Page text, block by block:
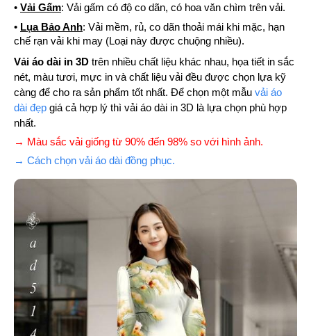
• Vải Gấm: Vải gấm có độ co dãn, có hoa văn chìm trên vải.
• Lụa Bảo Anh: Vải mềm, rủ, co dãn thoải mái khi mặc, hạn
chế rạn vải khi may (Loại này được chuộng nhiều).
Vải áo dài in 3D trên nhiều chất liệu khác nhau, họa tiết in sắc
nét, màu tươi, mực in và chất liệu vải đều được chọn lựa kỹ
càng để cho ra sản phẩm tốt nhất. Để chọn một mẫu vải áo
dài đẹp giá cả hợp lý thì vải áo dài in 3D là lựa chọn phù hợp
nhất.
→ Màu sắc vải giống từ 90% đến 98% so với hình ảnh.
→ Cách chọn vải áo dài đồng phục.